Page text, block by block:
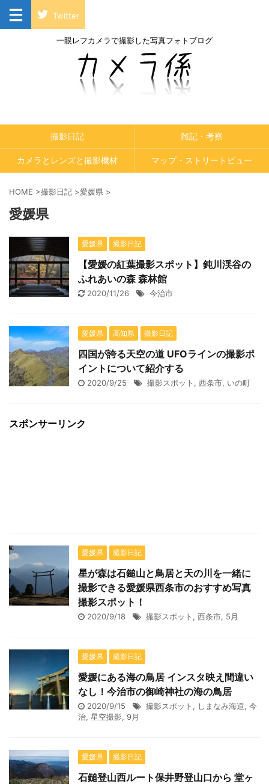
Twitter
一眼レフカメラで撮影した写真フォトブログ
撮影日記 雑記・考察
カメラとレンズと撮影機材 マップ・ストリートビュー
HOME >撮影日記 >愛媛県 >
愛媛県
愛媛県 撮影日記
【愛媛の紅葉撮影スポット】鈍川渓谷の
ふれあいの森 森林館
2020/11/26 今治市
愛媛県 高知県 撮影日記
四国が誇る天空の道 UFOラインの撮影ポ
イントについて紹介する
2020/9/25 撮影スポット , 西条市, いの町
スポンサーリンク
愛媛県 撮影日記
星が森は石鎚山と鳥居と天の川を一緒に
撮影できる愛媛県西条市のおすすめ写真
撮影スポット！
2020/9/18 撮影スポット , 西条市, 5月
愛媛県 撮影日記
愛媛にある海の鳥居 インスタ映え間違い
なし！今治市の御崎神社の海の鳥居
2020/9/15 撮影スポット , しまなみ海道, 今
治, 星空撮影, 9月
愛媛県 撮影日記
石鎚登山西ルート保井野登山口から 堂ヶ